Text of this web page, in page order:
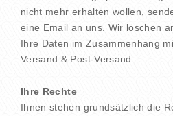
nicht mehr erhalten wollen,
eine Email an uns. Wir löschen
Ihre Daten im Zusammenhang
Versand & Post-Versand.
Ihre Rechte
Ihnen stehen grundsätzlich die